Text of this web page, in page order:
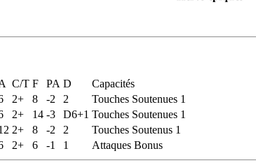
C/T F PA D
Capacités
2+ 8 -2 2
Touches Soutenues 1
2+ 14 -3 D6+1 Touches Soutenues 1
2+ 8 -2 2
Touches Soutenus 1
2+ 6 -1 1 Attaques Bonus